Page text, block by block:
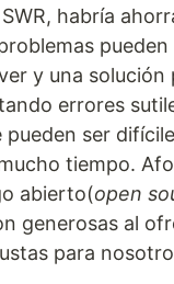
habría
y una solución
errores
pueden ser
tiempo.
abierto(open
generosas al
para